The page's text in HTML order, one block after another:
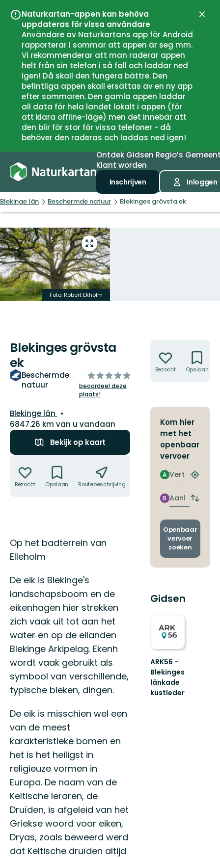
Naturkartan-appen kan behöva
uppdateras för vissa användare
Användare av Naturkartans app för Android
rapporterar i sommar att appen är seg mm.
Vi rekommenderar att man raderar appen
helt från sin telefon i så fall och laddar ned
igen! Då skall den fungera bättre. Den
befintliga appen skall ersättas av en ny app
efter sommaren. Den gamla appen laddar
all data för hela landet lokalt i appen (för
att klara offline-läge) men det innebär att
den blir för stor för vissa telefoner - då
behöver den raderas och laddas ned igen!
OntdekGidsenRegio’s
Klant worden
Inschrijven Inloggen
Blekinge län Beschermde natuur Blekinges grövsta ek
Open
volledig
scherm
Foto: Robert Ekholm
Blekinges grövsta
ek
Beschermde
natuur
van
5
sterren
beoordeel deze
plaats!
Regio:
Blekinge län
6847.26 km van u vandaan
Bekijk op kaart
Bezocht Opslaan Routebeschrijving
Omschrijving
Op het badterrein van
Elleholm
De eik is Blekinge's
landschapsboom en de
eikenhagen hier strekken
zich vaak uit tot aan het
water en op de eilanden
Blekinge Arkipelag. Ekenh
wordt vaak gebruikt als
symbool van verschillende,
typische bleken, dingen.
De eik is misschien wel een
van de meest
karakteristieke bomen en
het is het heiligst in
religieuze vormen in
Europa. De naam van de
Keltische leraren, de
Druïden, is afgeleid van het
Griekse woord voor eiken,
Dryas, zoals beweerd werd
dat Keltische druïden altijd
Bezocht Opslaan
Kom hier
met het
openbaar
vervoer
Vertrek
A
Zoek
halte
Aankomst
B
Wissel
en
Openbaar
vervoer
zoeken
Gidsen
ARK56 -
Blekinges
länkade
kustleder